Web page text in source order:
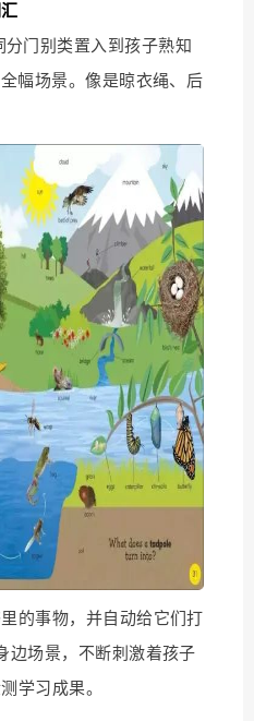
门别类置入到孩子熟知
幅场景。像是晾衣绳、后
的事物，并自动给它们打
边场景，不断刺激着孩子
学习成果。